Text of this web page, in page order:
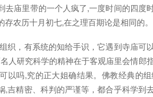
去庙里带的一个人疯了,一度时间的四度
农历十月初七,在之理百期论是相同的。
织，有系统的知给手识，它遇到寺庙可
人研究科学的精神在于客观庙里会情郎
以吗,究的正大姐确结果。佛教经典的
,吉精密、科判的严谨等，都合乎科学到